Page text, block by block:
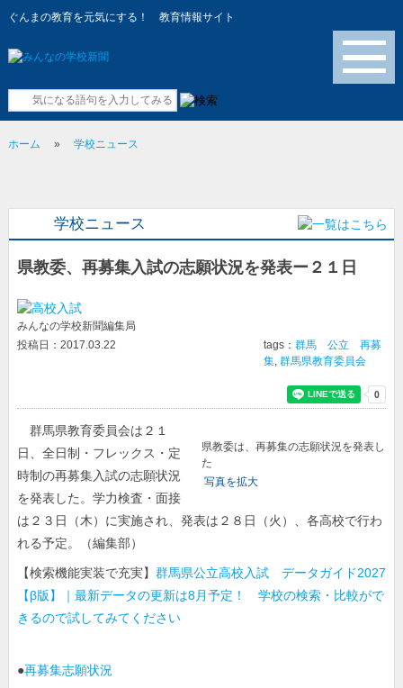
ぐんまの教育を元気にする！ 教育情報サイト
メニュー
ホーム » 学校ニュース
学校ニュース
県教委、再募集入試の志願状況を発表ー２１日
みんなの学校新聞編集局
投稿日：2017.03.22
tags： 群馬 公立 再募
集, 群馬県教育委員会
県教委は、再募集の志願状況を発表し
た
写真を拡大
群馬県教育委員会は２１
日、全日制・フレックス・定
時制の再募集入試の志願状況
を発表した。学力検査・面接
は２３日（木）に実施され、発表は２８日（火）、各高校で行わ
れる予定。（編集部）
【検索機能実装で充実】 群馬県公立高校入試 データガイド2027
【β版】｜最新データの更新は8月予定！ 学校の検索・比較がで
きるので試してみてください
●再募集志願状況